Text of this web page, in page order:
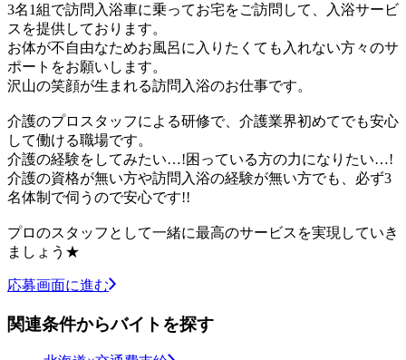
3名1組で訪問入浴車に乗ってお宅をご訪問して、入浴サービ
スを提供しております。
お体が不自由なためお風呂に入りたくても入れない方々のサ
ポートをお願いします。
沢山の笑顔が生まれる訪問入浴のお仕事です。
介護のプロスタッフによる研修で、介護業界初めてでも安心
して働ける職場です。
介護の経験をしてみたい…!困っている方の力になりたい…!
介護の資格が無い方や訪問入浴の経験が無い方でも、必ず3
名体制で伺うので安心です!!
プロのスタッフとして一緒に最高のサービスを実現していき
ましょう★
応募画面に進む
関連条件からバイトを探す